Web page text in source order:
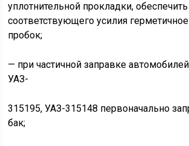
уплотнительной прокладки,
соответствующего усилия
пробок;
— при частичной заправке
УАЗ-
315195, УАЗ-315148 первоначально
бак;